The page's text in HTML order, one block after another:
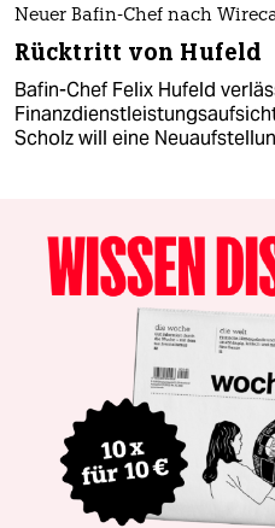
Neuer Bafin-Chef nach
Rücktritt von Hufeld
Bafin-Chef Felix Hufeld
Scholz will eine